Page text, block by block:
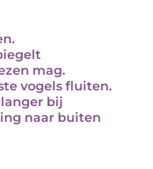
mag.
vogels fluiten.
bij
naar buiten